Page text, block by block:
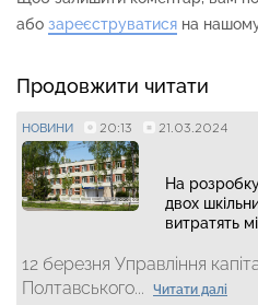
або зареєструватися на
Продовжити читати
НОВИНИ 20:13 21.03.2024
На
двох
витратять
12 березня Управління
Полтавського...
Читати далі